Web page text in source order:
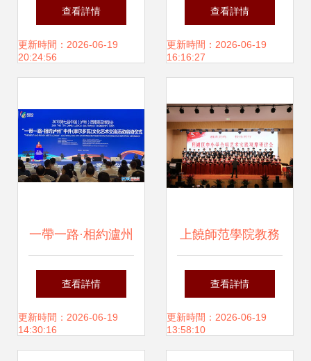
展選調生月度學習
交流暨文化藝術交
查看詳情
更新時間：2026-06-19
20:24:56
區文化館文化下鄉
的別樣溫度
查看詳情
更新時間：2026-06-19
16:16:27
一帶一路·相約瀘州
摩爾多瓦文化藝術
交流活動盛大啟動
查看詳情
更新時間：2026-06-19
14:30:16
上饒師范學院教務
處舉辦文化藝術交
流活動紀實
查看詳情
更新時間：2026-06-19
13:58:10